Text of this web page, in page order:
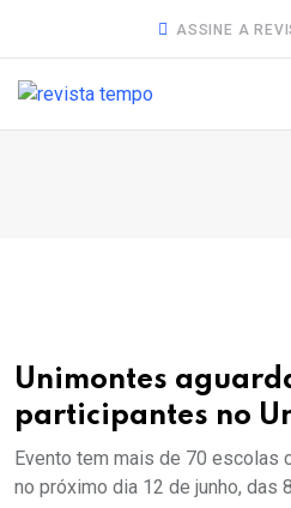
ASSINE A
Unimontes
participantes no
Evento tem mais de 70 escolas
no próximo dia 12 de junho, das